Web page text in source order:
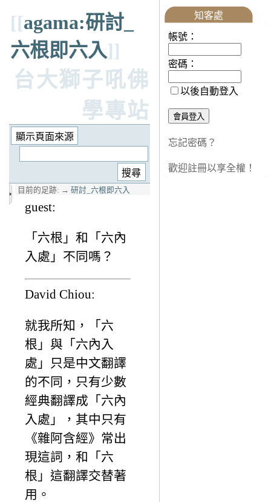
[[agama:研討_
六根即六入]]
台大獅子吼佛
學專站
目前的足跡: → 研討_六根即六入
guest:
「六根」和「六內
入處」不同嗎？
David Chiou:
就我所知，「六
根」與「六內入
處」只是中文翻譯
的不同，只有少數
經典翻譯成「六內
入處」，其中只有
《雜阿含經》常出
現這詞，和「六
根」這翻譯交替著
用。
知客處
帳號：
密碼：
以後自動登入
忘記密碼？
歡迎註冊以享全權！